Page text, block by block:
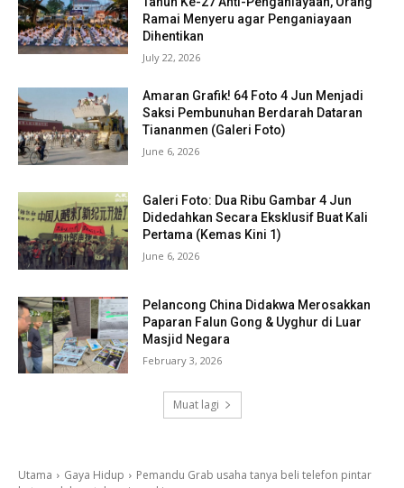
Ramai Menyeru agar Penganiayaan
Dihentikan
July 22, 2026
Amaran Grafik! 64 Foto 4 Jun Menjadi
Saksi Pembunuhan Berdarah Dataran
Tiananmen (Galeri Foto)
June 6, 2026
Galeri Foto: Dua Ribu Gambar 4 Jun
Didedahkan Secara Eksklusif Buat Kali
Pertama (Kemas Kini 1)
June 6, 2026
Pelancong China Didakwa Merosakkan
Paparan Falun Gong & Uyghur di Luar
Masjid Negara
February 3, 2026
Muat lagi